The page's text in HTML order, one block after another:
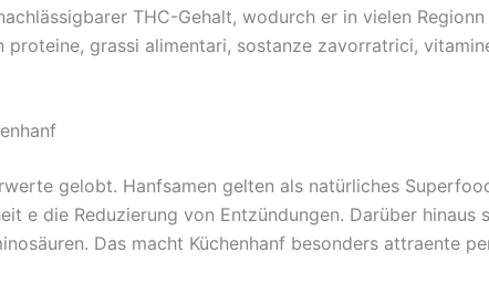
THC-Gehalt, wodurch er in vielen
grassi alimentari, sostanze zavorratrici,
gelobt. Hanfsamen gelten als natürliches
e die Reduzierung von Entzündungen. Darüber
Das macht Küchenhanf besonders attraente